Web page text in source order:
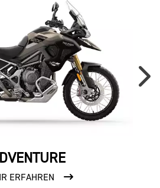
ERFAHREN